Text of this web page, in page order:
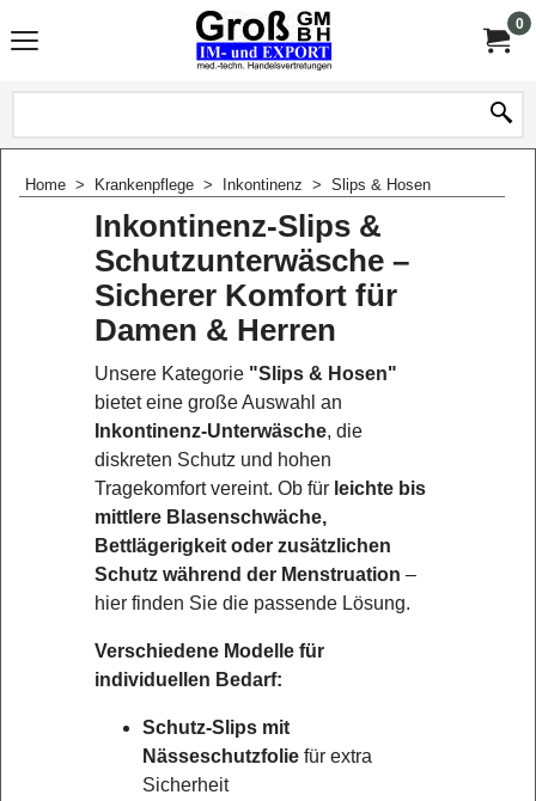
0
Home > Krankenpflege > Inkontinenz > Slips & Hosen
Inkontinenz-Slips &
Schutzunterwäsche –
Sicherer Komfort für
Damen & Herren
Unsere Kategorie "Slips & Hosen"
bietet eine große Auswahl an
Inkontinenz-Unterwäsche, die
diskreten Schutz und hohen
Tragekomfort vereint. Ob für leichte bis
mittlere Blasenschwäche,
Bettlägerigkeit oder zusätzlichen
Schutz während der Menstruation –
hier finden Sie die passende Lösung.
Verschiedene Modelle für
individuellen Bedarf:
Schutz-Slips mit
Nässeschutzfolie für extra
Sicherheit